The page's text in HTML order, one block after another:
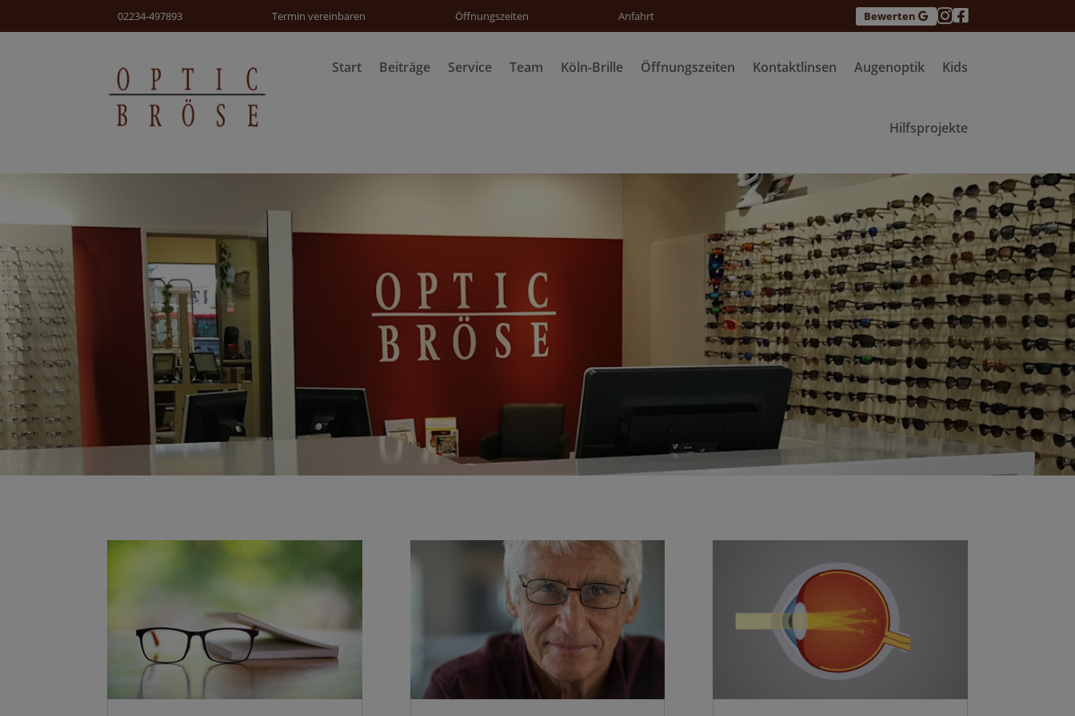
02234-497893 Termin vereinbaren Öffnungszeiten Anfahrt Bewerten 
Start Beiträge Service Team Köln-Brille Öffnungszeiten Kontaktlinsen Augenoptik Kids
Hilfsprojekte